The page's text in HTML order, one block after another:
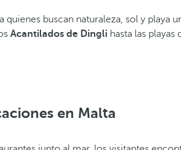
buscan naturaleza, sol y playa
Acantilados de Dingli hasta las playas
en Malta